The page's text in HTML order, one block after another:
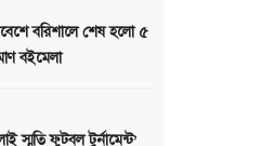
বরিশালে শেষ হলো ৫
বইমেলা
স্মৃতি ফুটবল টুর্নামেন্ট’